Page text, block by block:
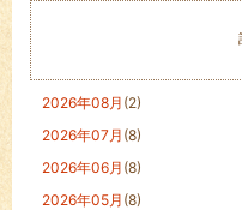
2026年08月 (2)
2026年07月 (8)
2026年06月 (8)
2026年05月 (8)